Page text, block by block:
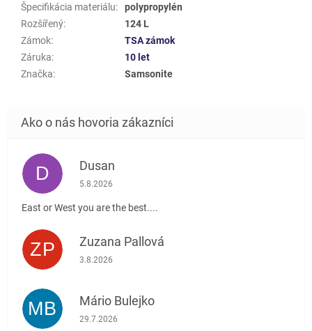
Špecifikácia materiálu:
polypropylén
Rozšířený:
124 L
Zámok:
TSA zámok
Záruka:
10 let
Značka: Samsonite
D Dusan
Hodnotenie obchodu je 5 z 5 hviezdičiek.
5.8.2026
East or West you are the best....
ZP Zuzana Pallová
Hodnotenie obchodu je 5 z 5 hviezdičiek.
3.8.2026
MB Mário Bulejko
Hodnotenie obchodu je 5 z 5 hviezdičiek.
29.7.2026